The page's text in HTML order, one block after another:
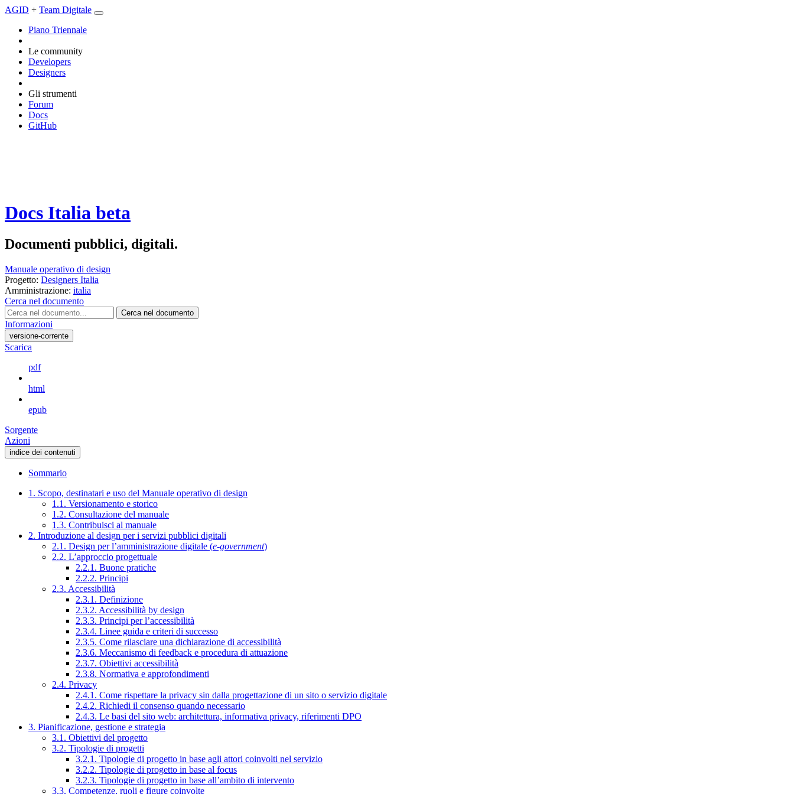
AGID + Team Digitale
Piano Triennale
Le community
Developers
Designers
Gli strumenti
Forum
Docs
GitHub
Docs Italia beta
Documenti pubblici, digitali.
Manuale operativo di design
Progetto: Designers Italia
Amministrazione: italia
Cerca nel documento
Cerca nel documento
Informazioni
versione-corrente
Scarica
pdf
html
epub
Sorgente
Azioni
indice dei contenuti
Sommario
1. Scopo, destinatari e uso del Manuale operativo di design
1.1. Versionamento e storico
1.2. Consultazione del manuale
1.3. Contribuisci al manuale
2. Introduzione al design per i servizi pubblici digitali
2.1. Design per l’amministrazione digitale (e-government)
2.2. L’approccio progettuale
2.2.1. Buone pratiche
2.2.2. Principi
2.3. Accessibilità
2.3.1. Definizione
2.3.2. Accessibilità by design
2.3.3. Principi per l’accessibilità
2.3.4. Linee guida e criteri di successo
2.3.5. Come rilasciare una dichiarazione di accessibilità
2.3.6. Meccanismo di feedback e procedura di attuazione
2.3.7. Obiettivi accessibilità
2.3.8. Normativa e approfondimenti
2.4. Privacy
2.4.1. Come rispettare la privacy sin dalla progettazione di un sito o servizio digitale
2.4.2. Richiedi il consenso quando necessario
2.4.3. Le basi del sito web: architettura, informativa privacy, riferimenti DPO
3. Pianificazione, gestione e strategia
3.1. Obiettivi del progetto
3.2. Tipologie di progetti
3.2.1. Tipologie di progetto in base agli attori coinvolti nel servizio
3.2.2. Tipologie di progetto in base al focus
3.2.3. Tipologie di progetto in base all’ambito di intervento
3.3. Competenze, ruoli e figure coinvolte